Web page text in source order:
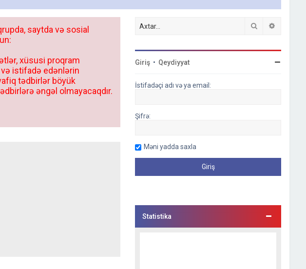
saytda və sosial
xüsusi proqram
istifadə edənlərin
tədbirlər böyük
əngəl olmayacaqdır.
Axtar
Giriş • Qeydiyyat
İstifadəçi adı və ya email:
Şifrə:
Məni yadda saxla
Statistika